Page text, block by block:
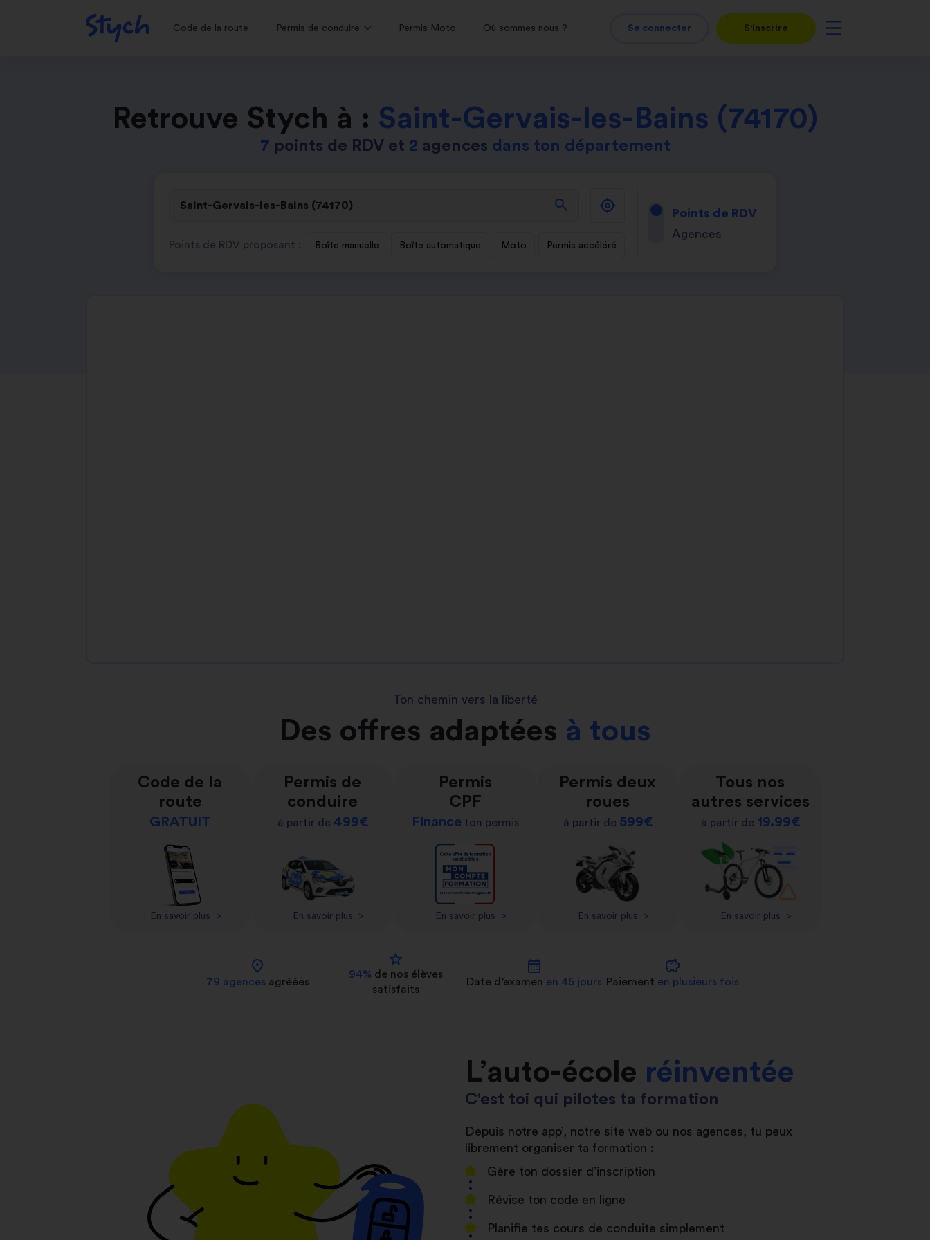
Code de la route Permis de conduire Permis Moto Où sommes nous ? Se connecter S'inscrire
Retrouve Stych à : Saint-Gervais-les-Bains (74170)
7 points de RDV et 2 agences dans ton département
search
Points de RDV proposant : Boîte manuelle Boîte automatique Moto Permis accéléré
Points de RDV
Agences
Ton chemin vers la liberté
Des offres adaptées à tous
Code de la
route
GRATUIT
En savoir plus >
Permis de
conduire
à partir de 499€
En savoir plus >
Permis
CPF
Financeton permis
En savoir plus >
Permis deux
roues
à partir de 599€
En savoir plus >
Tous nos
autres services
à partir de 19.99€
En savoir plus >
location_on
79 agences agréées
star
94% de nos élèves
satisfaits
calendar_month
Date d’examen en 45 jours
savings
Paiement en plusieurs fois
L’auto-école réinventée
C'est toi qui pilotes ta formation
Depuis notre app’, notre site web ou nos agences, tu peux
librement organiser ta formation :
Gère ton dossier d’inscription
Révise ton code en ligne
Planifie tes cours de conduite simplement